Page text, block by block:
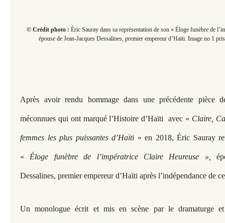
© Crédit photo : Éric Sauray dans sa représentation de son « Éloge funèbre de
épouse de Jean-Jacques Dessalines, premier empereur d’Haïti. Image no 1
Après avoir rendu hommage dans une précédente pièce
méconnues qui ont marqué l’Histoire d’Haïti avec « Claire,
femmes les plus puissantes d’Haïti » en 2018, Éric Sauray
« Éloge funèbre de l’impératrice Claire Heureuse »,
Dessalines, premier empereur d’Haïti après l’indépendance de
Un monologue écrit et mis en scène par le dramaturge